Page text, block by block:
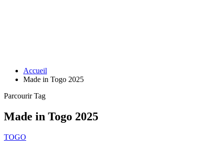
Accueil
Made in Togo 2025
Parcourir Tag
Made in Togo 2025
TOGO